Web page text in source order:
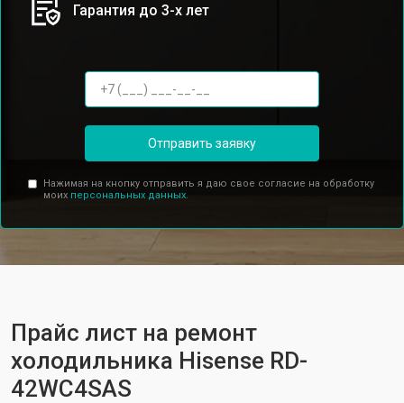
Гарантия до 3-х лет
Отправить заявку
Нажимая на кнопку отправить я даю свое согласие на обработку
моих персональных данных.
Прайс лист на ремонт
холодильника Hisense RD-
42WC4SAS